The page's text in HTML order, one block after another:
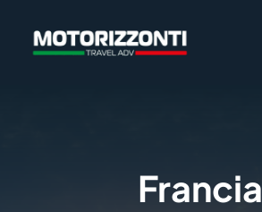
content
Francia